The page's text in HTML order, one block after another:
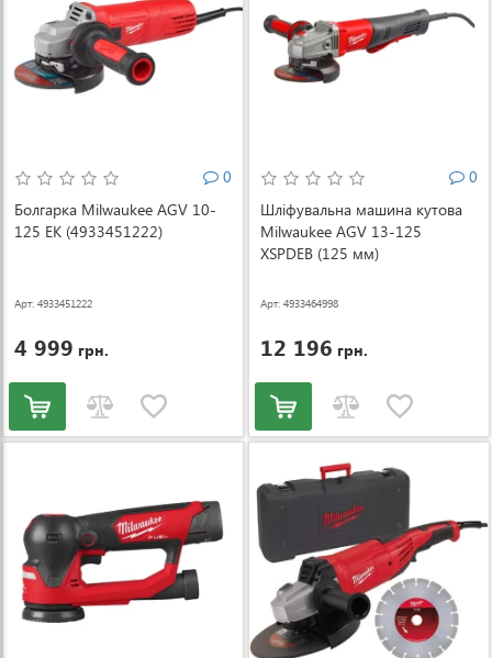
0
Болгарка Milwaukee AGV 10-
125 EK (4933451222)
Арт: 4933451222
4 999 грн.
0
Шліфувальна машина кутова
Milwaukee AGV 13-125
XSPDEB (125 мм)
Арт: 4933464998
12 196 грн.